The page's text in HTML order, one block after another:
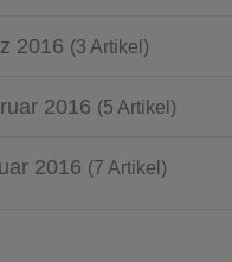
2016 (3 Artikel)
2016 (5 Artikel)
2016 (7 Artikel)